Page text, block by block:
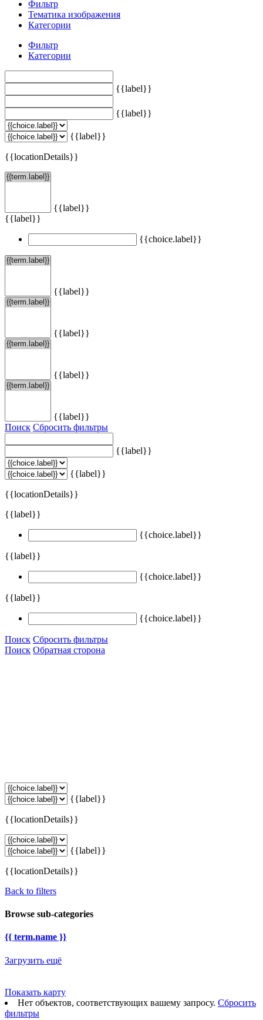
Фильтр
Тематика изображения
Категории
Фильтр
Категории
{{label}}
{{label}}
{{label}}
{{locationDetails}}
{{label}}
{{label}}
{{choice.label}}
{{label}}
{{label}}
{{label}}
{{label}}
Поиск Сбросить фильтры
{{label}}
{{label}}
{{locationDetails}}
{{label}}
{{choice.label}}
{{label}}
{{choice.label}}
{{label}}
{{choice.label}}
Поиск Сбросить фильтры
Поиск Обратная сторона
{{label}}
{{locationDetails}}
{{label}}
{{locationDetails}}
Back to filters
Browse sub-categories
{{ term.name }}
Загрузить ещё
Показать карту
Нет объектов, соответствующих вашему запросу. Сбросить
фильтры